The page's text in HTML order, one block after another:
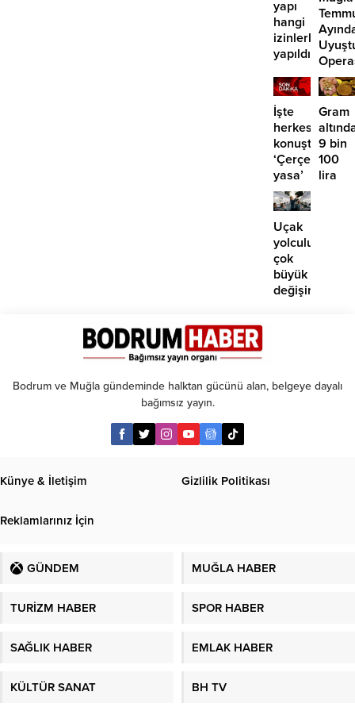
yapı
hangi
izinlerle
yapıldı?”
29
İşte
herkesin
konuştuğu
‘Çerçeve
yasa’
kanun
teklifi
Gram
9 bin
100
lira
Uçak
çok
büyük
değişim:
Bodrum ve Muğla gündeminde halktan gücünü alan, belgeye dayalı
bağımsız yayın.
Künye & İletişim Gizlilik Politikası
Reklamlarınız İçin
GÜNDEM MUĞLA HABER
TURİZM HABER SPOR HABER
SAĞLIK HABER EMLAK HABER
KÜLTÜR SANAT BH TV